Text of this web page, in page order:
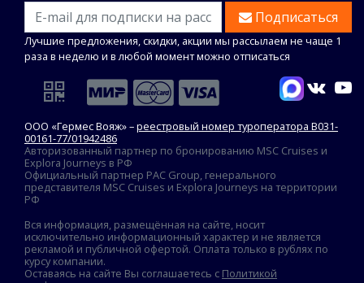
Подписаться
Лучшие предложения, скидки, акции мы рассылаем не чаще 1
раза в неделю и в любой момент можно отписаться
ООО «Гермес Вояж» –реестровый номер туроператора В031-
00161-77/01942486
Авторизованный партнер по бронированию MSC Cruises и
Explora Journeys в РФ
Официальный партнер PAC Group, генерального
представителя MSC Cruises и Explora Journeys на территории
РФ
Вся информация, размещённая на сайте, носит
исключительно информационный характер и не является
рекламой и публичной офертой. Оплата только в рублях по
курсу компании.
Оставаясь на сайте Вы соглашаетесь с Политикой